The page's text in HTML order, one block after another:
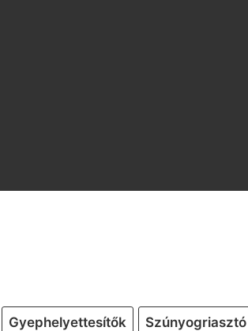
Gyephelyettesítők Szúnyogriasztó